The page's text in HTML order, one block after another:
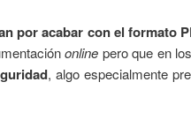
por acabar con el formato
online pero que en
, algo especialmente